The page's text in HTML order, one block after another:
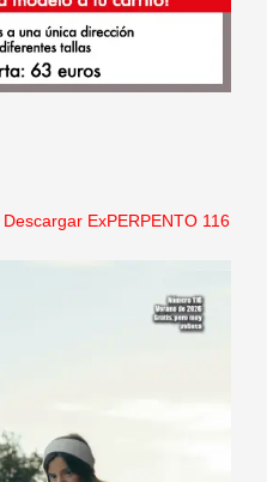
Descargar ExPERPENTO 116